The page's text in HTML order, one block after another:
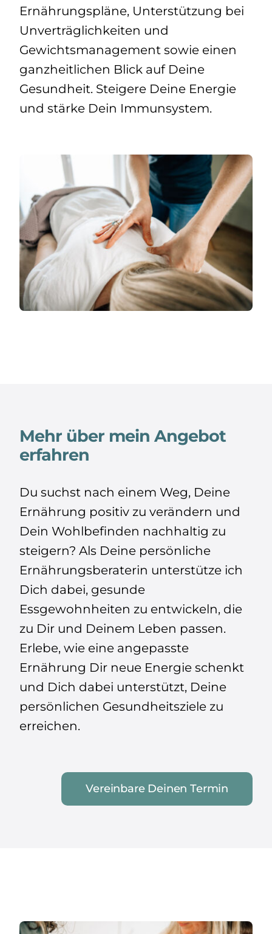
Ernährungspläne, Unterstützung bei
Unverträglichkeiten und
Gewichtsmanagement sowie einen
ganzheitlichen Blick auf Deine
Gesundheit. Steigere Deine Energie
und stärke Dein Immunsystem.
Mehr über mein Angebot
erfahren
Du suchst nach einem Weg, Deine
Ernährung positiv zu verändern und
Dein Wohlbefinden nachhaltig zu
steigern? Als Deine persönliche
Ernährungsberaterin unterstütze ich
Dich dabei, gesunde
Essgewohnheiten zu entwickeln, die
zu Dir und Deinem Leben passen.
Erlebe, wie eine angepasste
Ernährung Dir neue Energie schenkt
und Dich dabei unterstützt, Deine
persönlichen Gesundheitsziele zu
erreichen.
Vereinbare Deinen Termin